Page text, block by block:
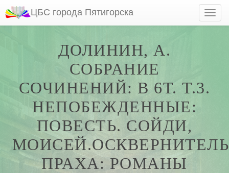
ЦБС города Пятигорска
ДОЛИНИН, А.
СОБРАНИЕ
СОЧИНЕНИЙ: В 6Т. Т.3.
НЕПОБЕЖДЕННЫЕ:
ПОВЕСТЬ. СОЙДИ,
МОИСЕЙ.ОСКВЕРНИТЕЛЬ
ПРАХА: РОМАНЫ